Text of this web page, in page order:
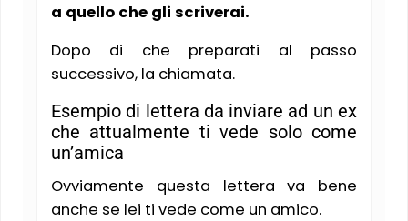
a quello che gli scriverai.
Dopo di che preparati al passo
successivo, la chiamata.
Esempio di lettera da inviare ad un ex
che attualmente ti vede solo come
un’amica
Ovviamente questa lettera va bene
anche se lei ti vede come un amico.